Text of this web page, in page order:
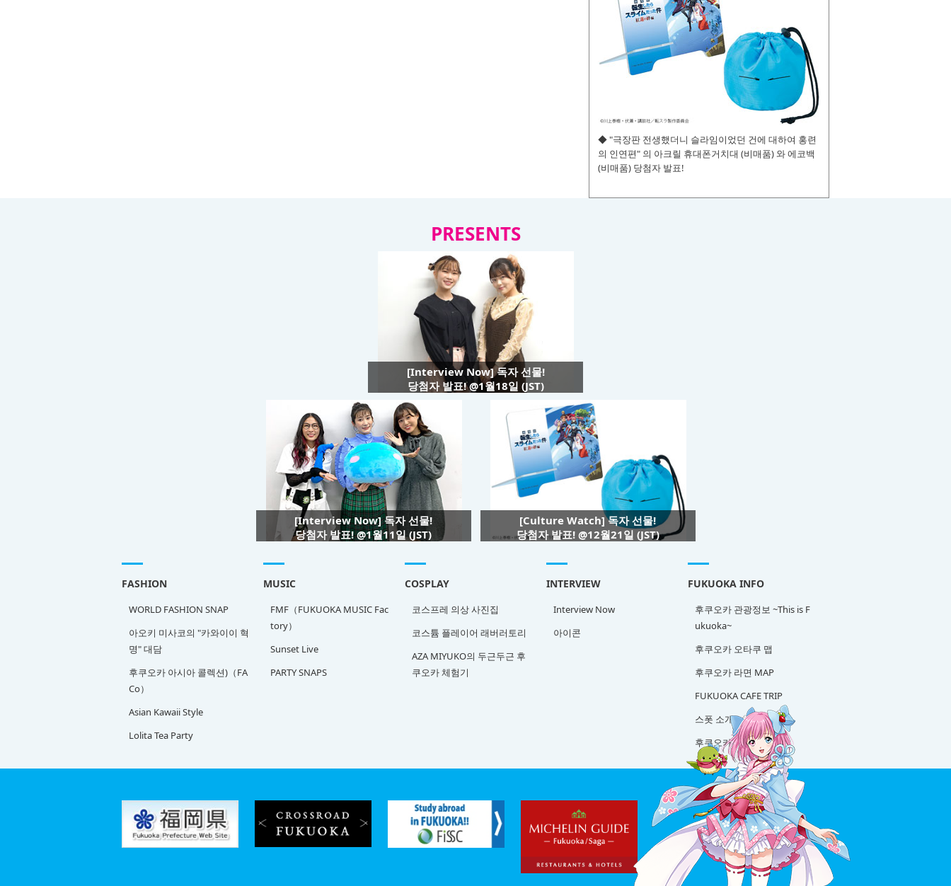
◆ "극장판 전생했더니 슬라임이었던 건에 대하여 홍련
의 인연편" 의 아크릴 휴대폰거치대 (비매품) 와 에코백
(비매품) 당첨자 발표!
PRESENTS
[Interview Now] 독자 선물!
당첨자 발표! @1월18일 (JST)
[Interview Now] 독자 선물!
당첨자 발표! @1월11일 (JST)
[Culture Watch] 독자 선물!
당첨자 발표! @12월21일 (JST)
FASHION
WORLD FASHION SNAP
아오키 미사코의 "카와이이 혁
명" 대담
후쿠오카 아시아 콜렉션)（FA
Co）
Asian Kawaii Style
Lolita Tea Party
MUSIC
FMF（FUKUOKA MUSIC Fac
tory）
Sunset Live
PARTY SNAPS
COSPLAY
코스프레 의상 사진집
코스튬 플레이어 래버러토리
AZA MIYUKO의 두근두근 후
쿠오카 체험기
INTERVIEW
Interview Now
아이콘
FUKUOKA INFO
후쿠오카 관광정보 ~This is F
ukuoka~
후쿠오카 오타쿠 맵
후쿠오카 라면 MAP
FUKUOKA CAFE TRIP
스폿 소개
후쿠오카 사케 탐방